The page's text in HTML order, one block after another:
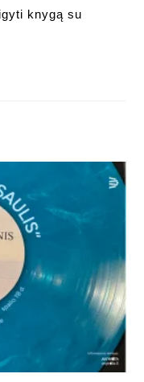
knygą su